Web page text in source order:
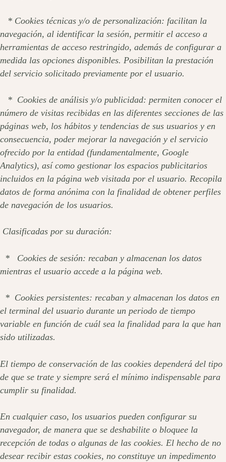
* Cookies técnicas y/o de personalización: facilitan la
navegación, al identificar la sesión, permitir el acceso a
herramientas de acceso restringido, además de configurar a
medida las opciones disponibles. Posibilitan la prestación
del servicio solicitado previamente por el usuario.
* Cookies de análisis y/o publicidad: permiten conocer el
número de visitas recibidas en las diferentes secciones de las
páginas web, los hábitos y tendencias de sus usuarios y en
consecuencia, poder mejorar la navegación y el servicio
ofrecido por la entidad (fundamentalmente, Google
Analytics), así como gestionar los espacios publicitarios
incluidos en la página web visitada por el usuario. Recopila
datos de forma anónima con la finalidad de obtener perfiles
de navegación de los usuarios.
Clasificadas por su duración:
* Cookies de sesión: recaban y almacenan los datos
mientras el usuario accede a la página web.
* Cookies persistentes: recaban y almacenan los datos en
el terminal del usuario durante un periodo de tiempo
variable en función de cuál sea la finalidad para la que han
sido utilizadas.
El tiempo de conservación de las cookies dependerá del tipo
de que se trate y siempre será el mínimo indispensable para
cumplir su finalidad.
En cualquier caso, los usuarios pueden configurar su
navegador, de manera que se deshabilite o bloquee la
recepción de todas o algunas de las cookies. El hecho de no
desear recibir estas cookies, no constituye un impedimento